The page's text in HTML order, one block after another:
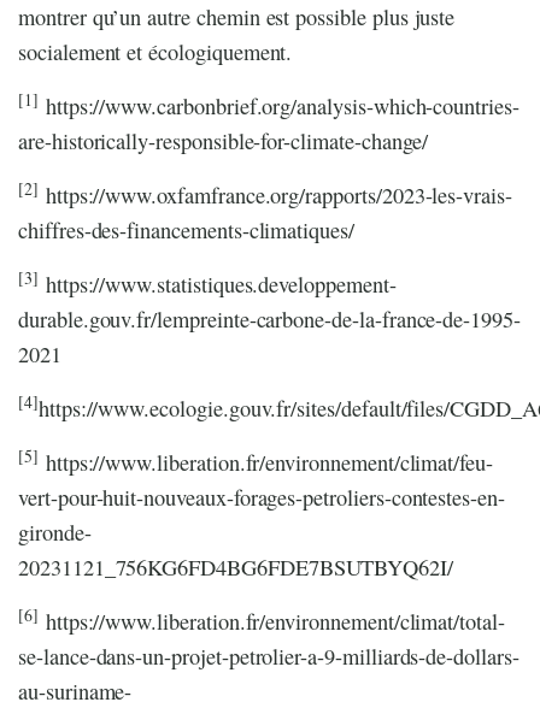
montrer qu’un autre chemin est possible plus juste
socialement et écologiquement.
[1] https://www.carbonbrief.org/analysis-which-countries-
are-historically-responsible-for-climate-change/
[2] https://www.oxfamfrance.org/rapports/2023-les-vrais-
chiffres-des-financements-climatiques/
[3] https://www.statistiques.developpement-
durable.gouv.fr/lempreinte-carbone-de-la-france-de-1995-
2021
[4]https://www.ecologie.gouv.fr/sites/default/files/
[5] https://www.liberation.fr/environnement/climat/feu-
vert-pour-huit-nouveaux-forages-petroliers-contestes-en-
gironde-
20231121_756KG6FD4BG6FDE7BSUTBYQ62I/
[6] https://www.liberation.fr/environnement/climat/total-
se-lance-dans-un-projet-petrolier-a-9-milliards-de-dollars-
au-suriname-